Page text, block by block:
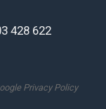
428 622
Privacy Policy